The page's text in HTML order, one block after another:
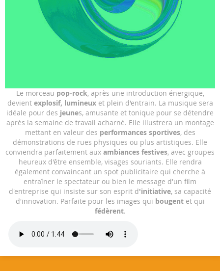
Skip
to
the
beginning
of
the
images
gallery
Le morceau pop-rock, après une introduction énergique,
devient explosif, lumineuxet plein d'entrain. La musique sera
idéale pour des jeunes, amusante et tonique pour se détendre
après la semaine de travail acharné. Elle illustrera un montage
mettant en valeur des performances sportives, des
démonstrations de rues physiques ou plus artistiques. Elle
conviendra parfaitement aux ambiances festives, avec groupes
heureux d'être ensemble, visages souriants. Elle rendra
également convaincant un spot publicitaire qui cherche à
entraîner le spectateur ou bien le message d'un film
d'entreprise qui insiste sur son esprit d'initiative, sa capacité
d'innovation. Parfaite pour les images qui bougentet qui
fédèrent.